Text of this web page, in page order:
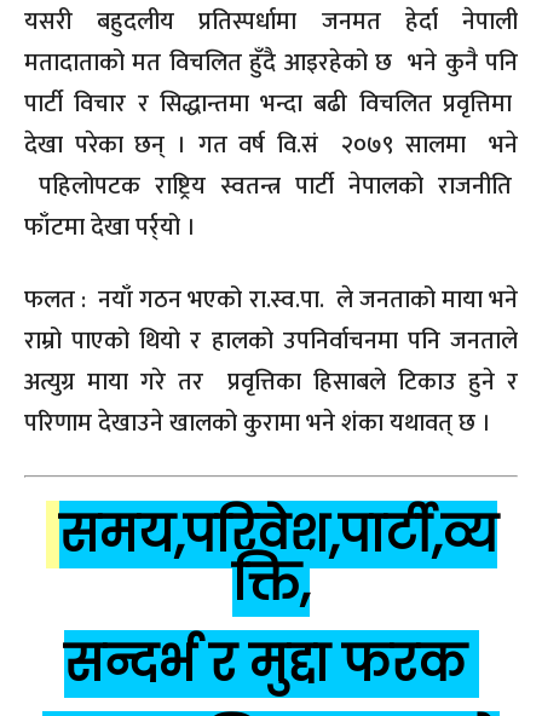
यसरी बहुदलीय प्रतिस्पर्धामा जनमत हेर्दा नेपाली
मतादाताको मत विचलित हुँदै आइरहेको छ भने कुनै पनि
पार्टी विचार र सिद्धान्तमा भन्दा बढी विचलित प्रवृत्तिमा
देखा परेका छन् । गत वर्ष वि.सं २०७९ सालमा भने
पहिलोपटक राष्ट्रिय स्वतन्त्र पार्टी नेपालको राजनीति
फाँटमा देखा पर्र्यो ।
फलत : नयाँ गठन भएको रा.स्व.पा. ले जनताको माया भने
राम्रो पाएको थियो र हालको उपनिर्वाचनमा पनि जनताले
अत्युग्र माया गरे तर प्रवृत्तिका हिसाबले टिकाउ हुने र
परिणाम देखाउने खालको कुरामा भने शंका यथावत् छ ।
समय,परिवेश,पार्टी,व्य
क्ति,
सन्दर्भ र मुद्दा फरक